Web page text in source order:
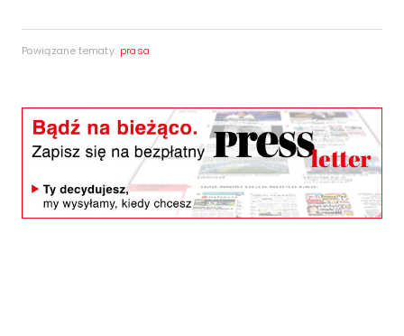
Powiązane tematy: prasa